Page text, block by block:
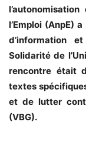
l’Emploi (AnpE)
d’information
Solidarité de
rencontre était
textes
et de lutter
(VBG).